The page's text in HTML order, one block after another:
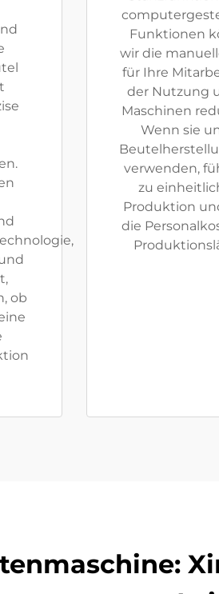
ob
Funktionen
wir die
für Ihre
der Nutzung
Maschinen
Wenn sie
verwenden,
zu
Produktion
die